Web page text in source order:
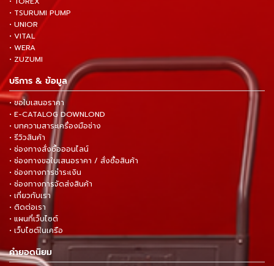
• TSURUMI PUMP
• UNIOR
• VITAL
• WERA
• ZUZUMI
บริการ & ข้อมูล
• ขอใบเสนอราคา
• E-CATALOG DOWNLOND
• บทความสาระเครื่องมือช่าง
• รีวิวสินค้า
• ช่องทางสั่งซื้อออนไลน์
• ช่องทางขอใบเสนอราคา / สั่งซื้อสินค้า
• ช่องทางการชำระเงิน
• ช่องทางการจัดส่งสินค้า
• เกี่ยวกับเรา
• ติดต่อเรา
• แผนที่เว็บไซต์
• เว็บไซต์ในเครือ
คำยอดนิยม